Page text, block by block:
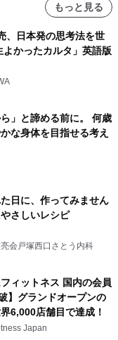
もっと見る
、日本発の思考法を世
かったカルタ」英語版
ら」と諦める前に。 何歳
な身体を目指せる考え
た日に、作ってみません
さしいレシピ
会戸塚西口さとう内科
フィットネス 国内の会員
】グランドオープンの
6,000店舗目で達成！
Japan